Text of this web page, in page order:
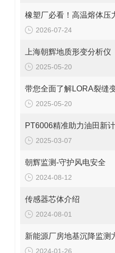
2026-07-24
上海朝辉地质形变分析仪
2025-05-20
2025-05-20
PT6006精准助力油田新
2025-03-07
朝辉监测-守护风电安全
2024-08-12
传感器芯体介绍
2024-08-01
新能源厂房地基沉降监测
2024-01-26